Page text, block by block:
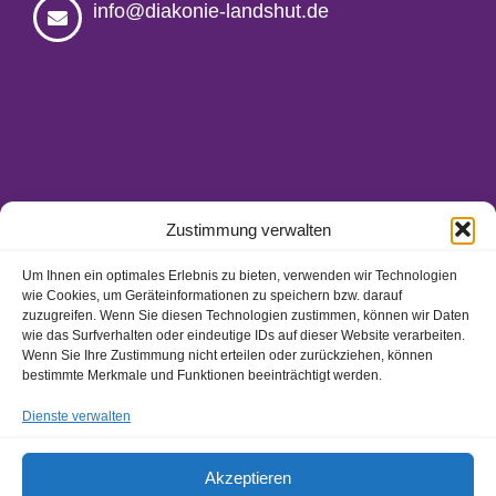
Zustimmung verwalten
Um Ihnen ein optimales Erlebnis zu bieten, verwenden wir Technologien
wie Cookies, um Geräteinformationen zu speichern bzw. darauf
zuzugreifen. Wenn Sie diesen Technologien zustimmen, können wir Daten
wie das Surfverhalten oder eindeutige IDs auf dieser Website verarbeiten.
Wenn Sie Ihre Zustimmung nicht erteilen oder zurückziehen, können
bestimmte Merkmale und Funktionen beeinträchtigt werden.
Dienste verwalten
Akzeptieren
info@diakonie-landshut.de
Ansprechpartner/-innen
Hinweisgeberschutzgesetz
Impressum